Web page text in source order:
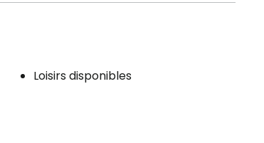
Loisirs disponibles